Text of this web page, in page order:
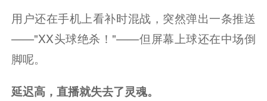
用户还在手机上看补时混战，突然弹出一条推送
——"XX头球绝杀！"——但屏幕上球还在中场倒
脚呢。
延迟高，直播就失去了灵魂。